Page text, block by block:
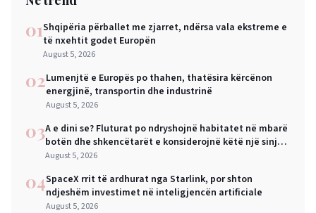
01Shqipëria përballet me zjarret, ndërsa vala ekstreme e
të nxehtit godet Europën
August 5, 2026
02Lumenjtë e Europës po thahen, thatësira kërcënon
energjinë, transportin dhe industrinë
August 5, 2026
03A e dini se? Fluturat po ndryshojnë habitatet në mbarë
botën dhe shkencëtarët e konsiderojnë këtë një sinjal
alarmi
August 5, 2026
04SpaceX rrit të ardhurat nga Starlink, por shton
ndjeshëm investimet në inteligjencën artificiale
August 5, 2026